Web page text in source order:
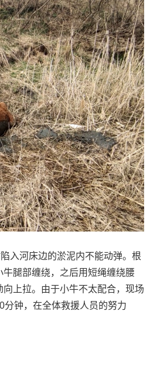
入河床边的淤泥内不能动弹。根
腿部缠绕，之后用短绳缠绕腰
上拉。由于小牛不太配合，现场
钟，在全体救援人员的努力